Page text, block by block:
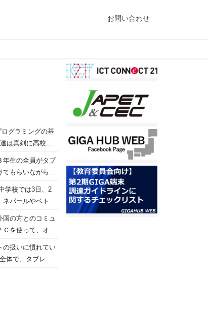
お問い合わせ
グラミングの基
は真剣に高校生
年生の全員がタブ
てもらいながら、
学校では3日、2
ネパールやベトナ
した。 また、
を願って正月に
業のあと、ネパー
いました。 「装
国の方とのコミュ
Ｃを使って、オン
の扱いに慣れてい
体で、タブレッ